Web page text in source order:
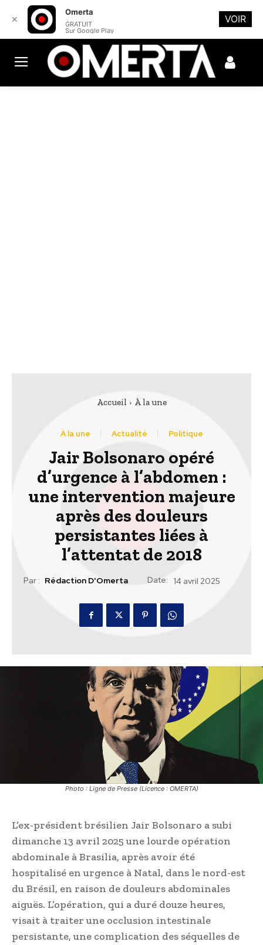
Accueil À la une
À la une Actualité Politique
Jair Bolsonaro opéré
d’urgence à l’abdomen :
une intervention majeure
après des douleurs
persistantes liées à
l’attentat de 2018
Par : Rédaction D'Omerta Date: 14 avril 2025
Photo : Ligne de Presse (Licence : OMERTA)
L’ex-président brésilien Jair Bolsonaro a subi
dimanche 13 avril 2025 une lourde opération
abdominale à Brasilia, après avoir été
hospitalisé en urgence à Natal, dans le nord-est
du Brésil, en raison de douleurs abdominales
aiguës. L’opération, qui a duré douze heures,
visait à traiter une occlusion intestinale
persistante, une complication des séquelles de
✕
Omerta
GRATUIT
Sur Google Play
VOIR